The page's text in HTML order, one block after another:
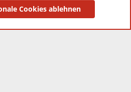
Cookies ablehnen